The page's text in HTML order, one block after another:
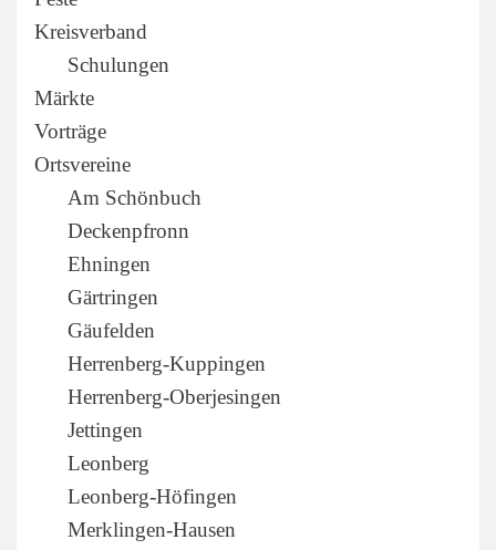
Kreisverband
Schulungen
Märkte
Vorträge
Ortsvereine
Am Schönbuch
Deckenpfronn
Ehningen
Gärtringen
Gäufelden
Herrenberg-Kuppingen
Herrenberg-Oberjesingen
Jettingen
Leonberg
Leonberg-Höfingen
Merklingen-Hausen